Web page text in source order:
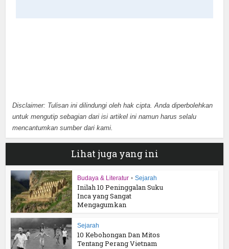
Disclaimer: Tulisan ini dilindungi oleh hak cipta. Anda diperbolehkan
untuk mengutip sebagian dari isi artikel ini namun harus selalu
mencantumkan sumber dari kami.
Lihat juga yang ini
Budaya & Literatur • Sejarah
Inilah 10 Peninggalan Suku
Inca yang Sangat
Mengagumkan
Sejarah
10 Kebohongan Dan Mitos
Tentang Perang Vietnam